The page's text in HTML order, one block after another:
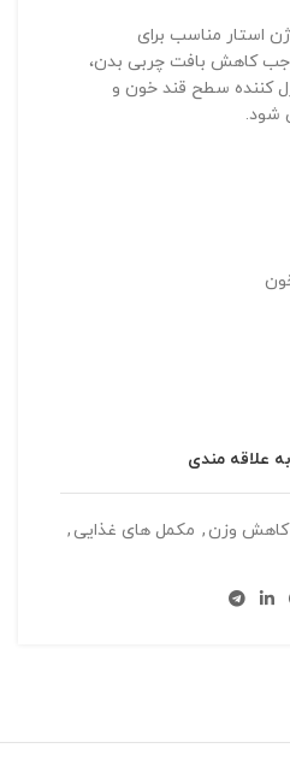
120 عددی ژن استار مناسب برای
کاهش بافت چربی بدن،
کننده سطح قند خون و
شود.
علاقه مندی
کاهش وزن , مکمل های غذایی ,